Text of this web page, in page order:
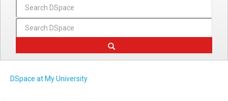
DSpace at My University